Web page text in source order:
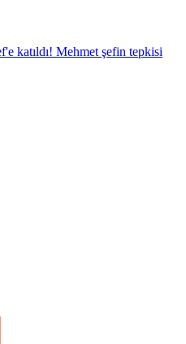
katıldı! Mehmet şefin tepkisi